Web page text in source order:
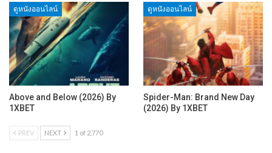
ดูหนังออนไลน์
Above and Below (2026) By
1XBET
ดูหนังออนไลน์
Spider-Man: Brand New Day
(2026) By 1XBET
PREV NEXT 1 of 2,770